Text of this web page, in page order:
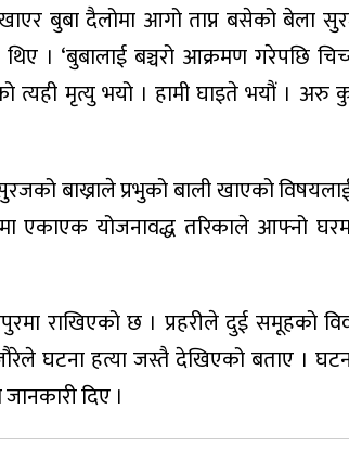
बुबा दैलोमा आगो ताप्न बसेको बेला
। ‘बुबालाई बञ्चरो आक्रमण गरेपछि
त्यही मृत्यु भयो । हामी घाइते भयौं । अरु
बाख्राले प्रभुको बाली खाएको
एकाएक योजनावद्ध तरिकाले आफ्नो
राखिएको छ । प्रहरीले दुई समूहको
घटना हत्या जस्तै देखिएको बताए ।
दिए ।